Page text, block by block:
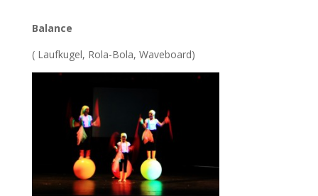
Balance
( Laufkugel, Rola-Bola, Waveboard)